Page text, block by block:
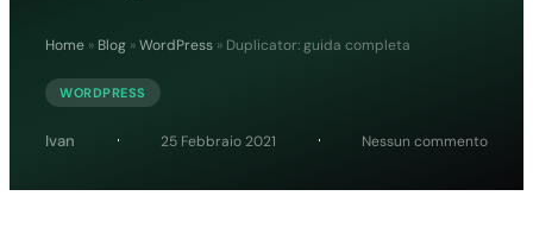
Home » Blog »WordPress » Duplicator: guida completa
WORDPRESS
Ivan 25 Febbraio 2021 Nessun commento